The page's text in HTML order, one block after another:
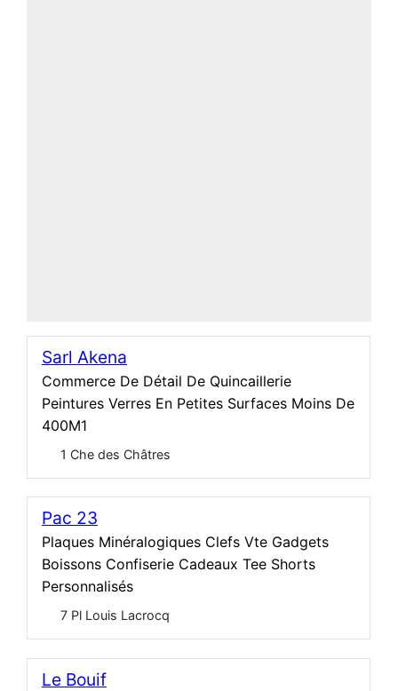
Sarl Akena
Commerce De Détail De Quincaillerie
Peintures Verres En Petites Surfaces Moins De
400M1
1 Che des Châtres
Pac 23
Plaques Minéralogiques Clefs Vte Gadgets
Boissons Confiserie Cadeaux Tee Shorts
Personnalisés
7 Pl Louis Lacrocq
Le Bouif